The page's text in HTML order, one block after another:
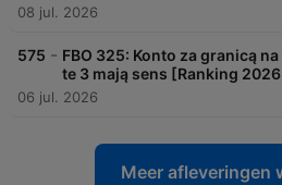
08 jul. 2026
575 - FBO 325: Konto za granicą
te 3 mają sens [Ranking
06 jul. 2026
Meer afleveringen